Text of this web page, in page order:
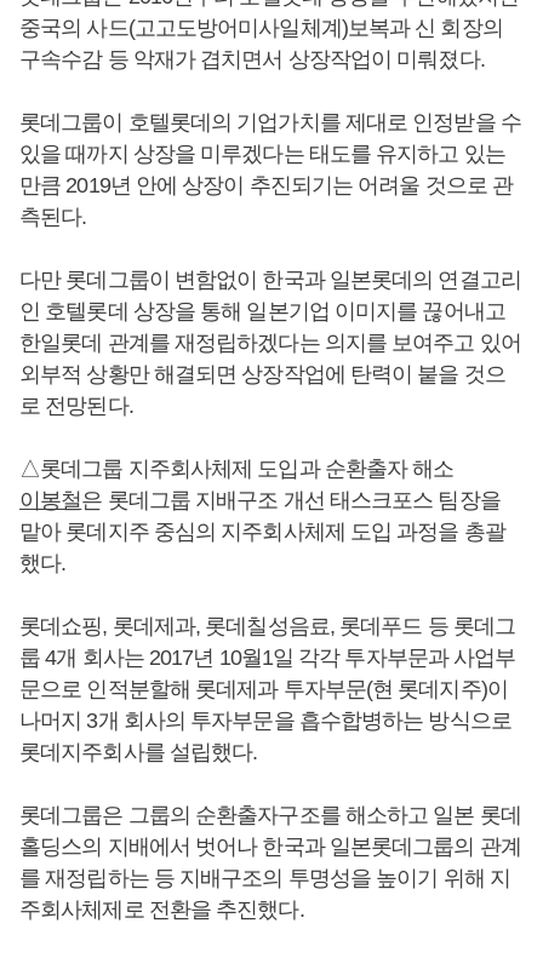
중국의 사드(고고도방어미사일체계)보복과 신 회장의
구속수감 등 악재가 겹치면서 상장작업이 미뤄졌다.
롯데그룹이 호텔롯데의 기업가치를 제대로 인정받을 수
있을 때까지 상장을 미루겠다는 태도를 유지하고 있는
만큼 2019년 안에 상장이 추진되기는 어려울 것으로 관
측된다.
다만 롯데그룹이 변함없이 한국과 일본롯데의 연결고리
인 호텔롯데 상장을 통해 일본기업 이미지를 끊어내고
한일롯데 관계를 재정립하겠다는 의지를 보여주고 있어
외부적 상황만 해결되면 상장작업에 탄력이 붙을 것으
로 전망된다.
△롯데그룹 지주회사체제 도입과 순환출자 해소
이봉철은 롯데그룹 지배구조 개선 태스크포스 팀장을
맡아 롯데지주 중심의 지주회사체제 도입 과정을 총괄
했다.
롯데쇼핑, 롯데제과, 롯데칠성음료, 롯데푸드 등 롯데그
룹 4개 회사는 2017년 10월1일 각각 투자부문과 사업부
문으로 인적분할해 롯데제과 투자부문(현 롯데지주)이
나머지 3개 회사의 투자부문을 흡수합병하는 방식으로
롯데지주회사를 설립했다.
롯데그룹은 그룹의 순환출자구조를 해소하고 일본 롯데
홀딩스의 지배에서 벗어나 한국과 일본롯데그룹의 관계
를 재정립하는 등 지배구조의 투명성을 높이기 위해 지
주회사체제로 전환을 추진했다.